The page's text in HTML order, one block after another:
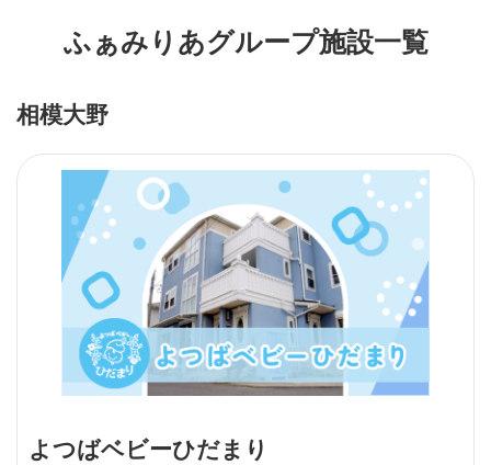
ふぁみりあグループ施設一覧
相模大野
よつばベビーひだまり